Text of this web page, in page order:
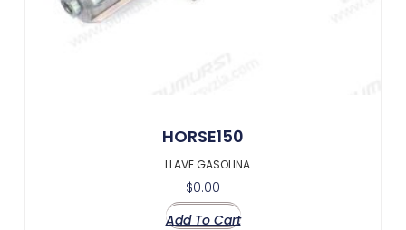
HORSE150
LLAVE GASOLINA
$0.00
Add To Cart